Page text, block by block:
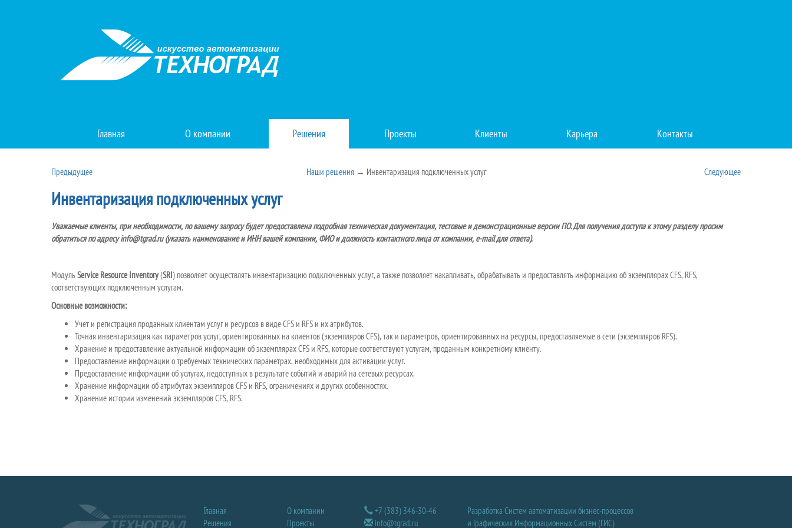
Главная О компании Решения Проекты Клиенты Карьера Контакты
Предыдущее Наши решения → Инвентаризация подключенных услуг Следующее
Инвентаризация подключенных услуг
Уважаемые клиенты, при необходимости, по вашему запросу будет предоставлена подробная техническая документация, тестовые и демонстрационные версии ПО. Для получения доступа к этому разделу просим
обратиться по адресу info@tgrad.ru (указать наименование и ИНН вашей компании, ФИО и должность контактного лица от компании, e-mail для ответа).
МодульService Resource Inventory(SRI) позволяет осуществлять инвентаризацию подключен­ных услуг, а также позволяет накапливать, обрабатывать и предоставлять информацию об экземплярах CFS, RFS,
соответствующих подключенным услугам.
Основные возможности:
Учет и регистрация проданных клиентам услуг и ресурсов в виде CFS и RFS и их атрибутов.
Точная инвентаризация как параметров услуг, ориен­тированных на клиентов (экземпляров CFS), так и параметров, ориентированных на ресур­сы, предоставляемые в сети (экземпляров RFS).
Хранение и предоставление актуальной информации об экземплярах CFS и RFS, которые соответствуют услугам, проданным конкретному клиенту.
Предоставление информации о тре­буемых технических параметрах, необходимых для активации услуг.
Предоставление информации об услугах, недоступных в результате событий и аварий на сетевых ресурсах.
Хранение информации об атрибутах экземпляров CFS и RFS, ограничениях и других особенностях.
Хранение истории изменений экземпляров CFS, RFS.
Главная
О компании
Решения
Проекты
+7 (383) 346-30-46
info@tgrad.ru
Разработка Систем автоматизации бизнес-процессов
и Графических Информационных Систем (ГИС)